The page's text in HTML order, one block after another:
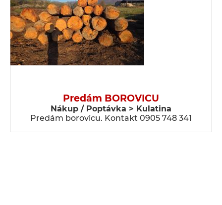
Predám BOROVICU
Nákup / Poptávka > Kulatina
Predám borovicu. Kontakt 0905 748 341